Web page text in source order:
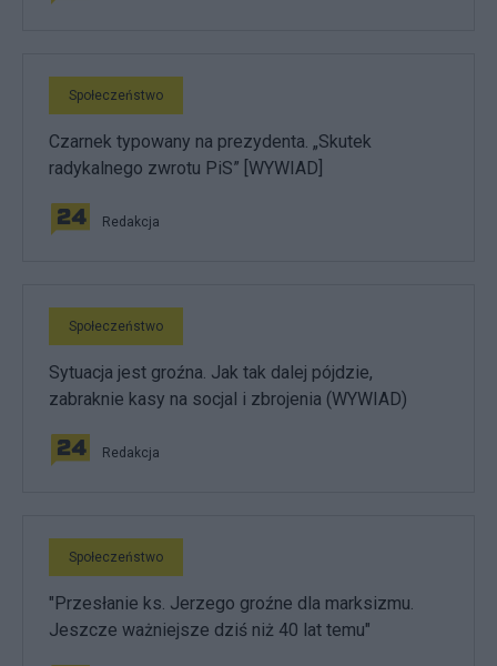
Społeczeństwo
Czarnek typowany na prezydenta. „Skutek
radykalnego zwrotu PiS” [WYWIAD]
Redakcja
Społeczeństwo
Sytuacja jest groźna. Jak tak dalej pójdzie,
zabraknie kasy na socjal i zbrojenia (WYWIAD)
Redakcja
Społeczeństwo
"Przesłanie ks. Jerzego groźne dla marksizmu.
Jeszcze ważniejsze dziś niż 40 lat temu"